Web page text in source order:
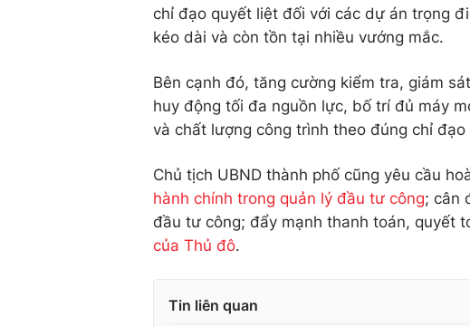
chỉ đạo quyết liệt đối với các dự án trọng
kéo dài và còn tồn tại nhiều vướng mắc.
Bên cạnh đó, tăng cường kiểm tra, giám
huy động tối đa nguồn lực, bố trí đủ máy
và chất lượng công trình theo đúng chỉ
Chủ tịch UBND thành phố cũng yêu cầu
hành chính trong quản lý đầu tư công; cân
đầu tư công; đẩy mạnh thanh toán, quyết
của Thủ đô.
Tin liên quan